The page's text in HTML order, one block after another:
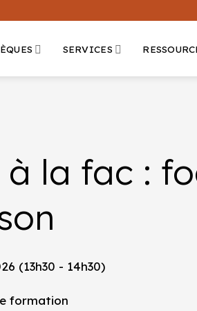
SERVICES
la fac :
(13h30 - 14h30)
formation